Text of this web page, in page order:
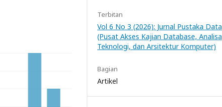
Terbitan
Vol 6 No 3 (2026): Jurnal Pustaka Data
(Pusat Akses Kajian Database, Analisa
Teknologi, dan Arsitektur Komputer)
Bagian
Artikel